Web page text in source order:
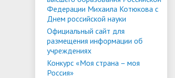
Материально-техническое
обеспечение и оснащенность
образовательного процесса.
Доступная среда
Конкурсы и вакансии
Проекты, гранты и конкурсы
Условия обучения инвалидов и лиц
Конкурсные списки
Федерации Михаила Котюкова с
Днем российской науки
Официальный сайт для
размещения информации об
учреждениях
Конкурс «Моя страна – моя
Россия»